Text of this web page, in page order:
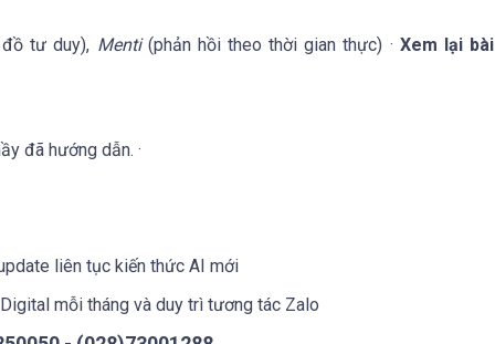
tư duy), Menti (phản hồi theo thời gian thực) · Xem lại bài
đã hướng dẫn. ·
liên tục kiến thức AI mới
mỗi tháng và duy trì tương tác Zalo